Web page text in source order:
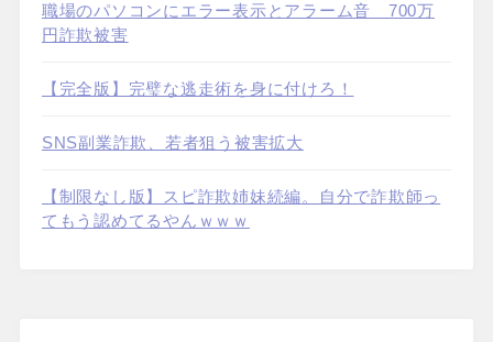
職場のパソコンにエラー表示とアラーム音 700万
円詐欺被害
【完全版】完璧な逃走術を身に付けろ！
SNS副業詐欺、若者狙う被害拡大
【制限なし版】スピ詐欺姉妹続編。自分で詐欺師っ
てもう認めてるやんｗｗｗ